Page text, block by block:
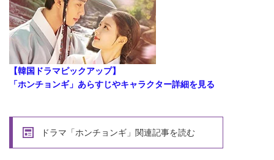
【韓国ドラマピックアップ】
「ホンチョンギ」あらすじやキャラクター詳細を見る
ドラマ「ホンチョンギ」関連記事を読む